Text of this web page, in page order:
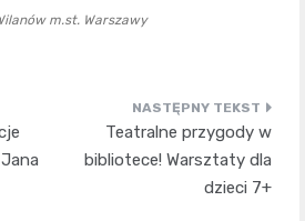
m.st. Warszawy
Teatralne przygody w
bibliotece! Warsztaty dla
dzieci 7+